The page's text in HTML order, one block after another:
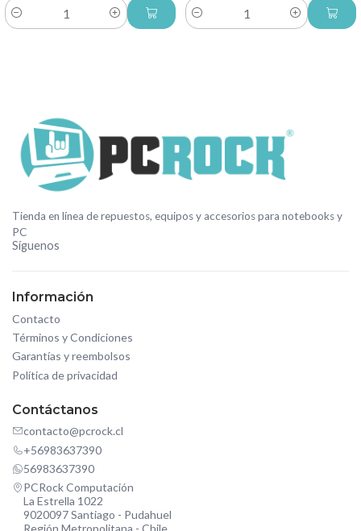
Cantidad Cantidad
Tienda en línea de repuestos, equipos y accesorios para notebooks y
PC
Síguenos
Información
Contacto
Términos y Condiciones
Garantías y reembolsos
Política de privacidad
Contáctanos
contacto@pcrock.cl
+56983637390
56983637390
PCRock Computación
La Estrella 1022
9020097 Santiago - Pudahuel